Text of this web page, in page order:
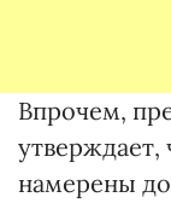
Впрочем,
утверждает,
намерены